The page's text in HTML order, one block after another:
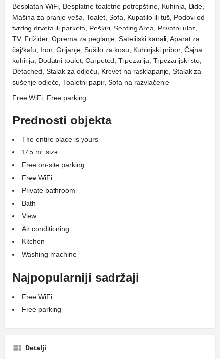
Besplatan WiFi, Besplatne toaletne potrepštine, Kuhinja, Bide,
Mašina za pranje veša, Toalet, Sofa, Kupatilo ili tuš, Podovi od
tvrdog drveta ili parketa, Peškiri, Seating Area, Privatni ulaz,
TV, Frižider, Oprema za peglanje, Satelitski kanali, Aparat za
čaj/kafu, Iron, Grijanje, Sušilo za kosu, Kuhinjski pribor, Čajna
kuhinja, Dodatni toalet, Carpeted, Trpezarija, Trpezarijski sto,
Detached, Stalak za odjeću, Krevet na rasklapanje, Stalak za
sušenje odjeće, Toaletni papir, Sofa na razvlačenje
Free WiFi, Free parking
Prednosti objekta
The entire place is yours
145 m² size
Free on-site parking
Free WiFi
Private bathroom
Bath
View
Air conditioning
Kitchen
Washing machine
Najpopularniji sadržaji
Free WiFi
Free parking
Detalji